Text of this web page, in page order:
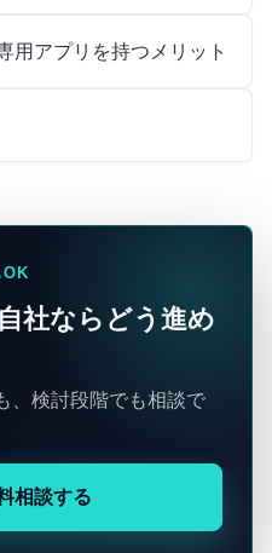
用アプリを持つメリット
OK
社ならどう進め
、検討段階でも相談で
相談する